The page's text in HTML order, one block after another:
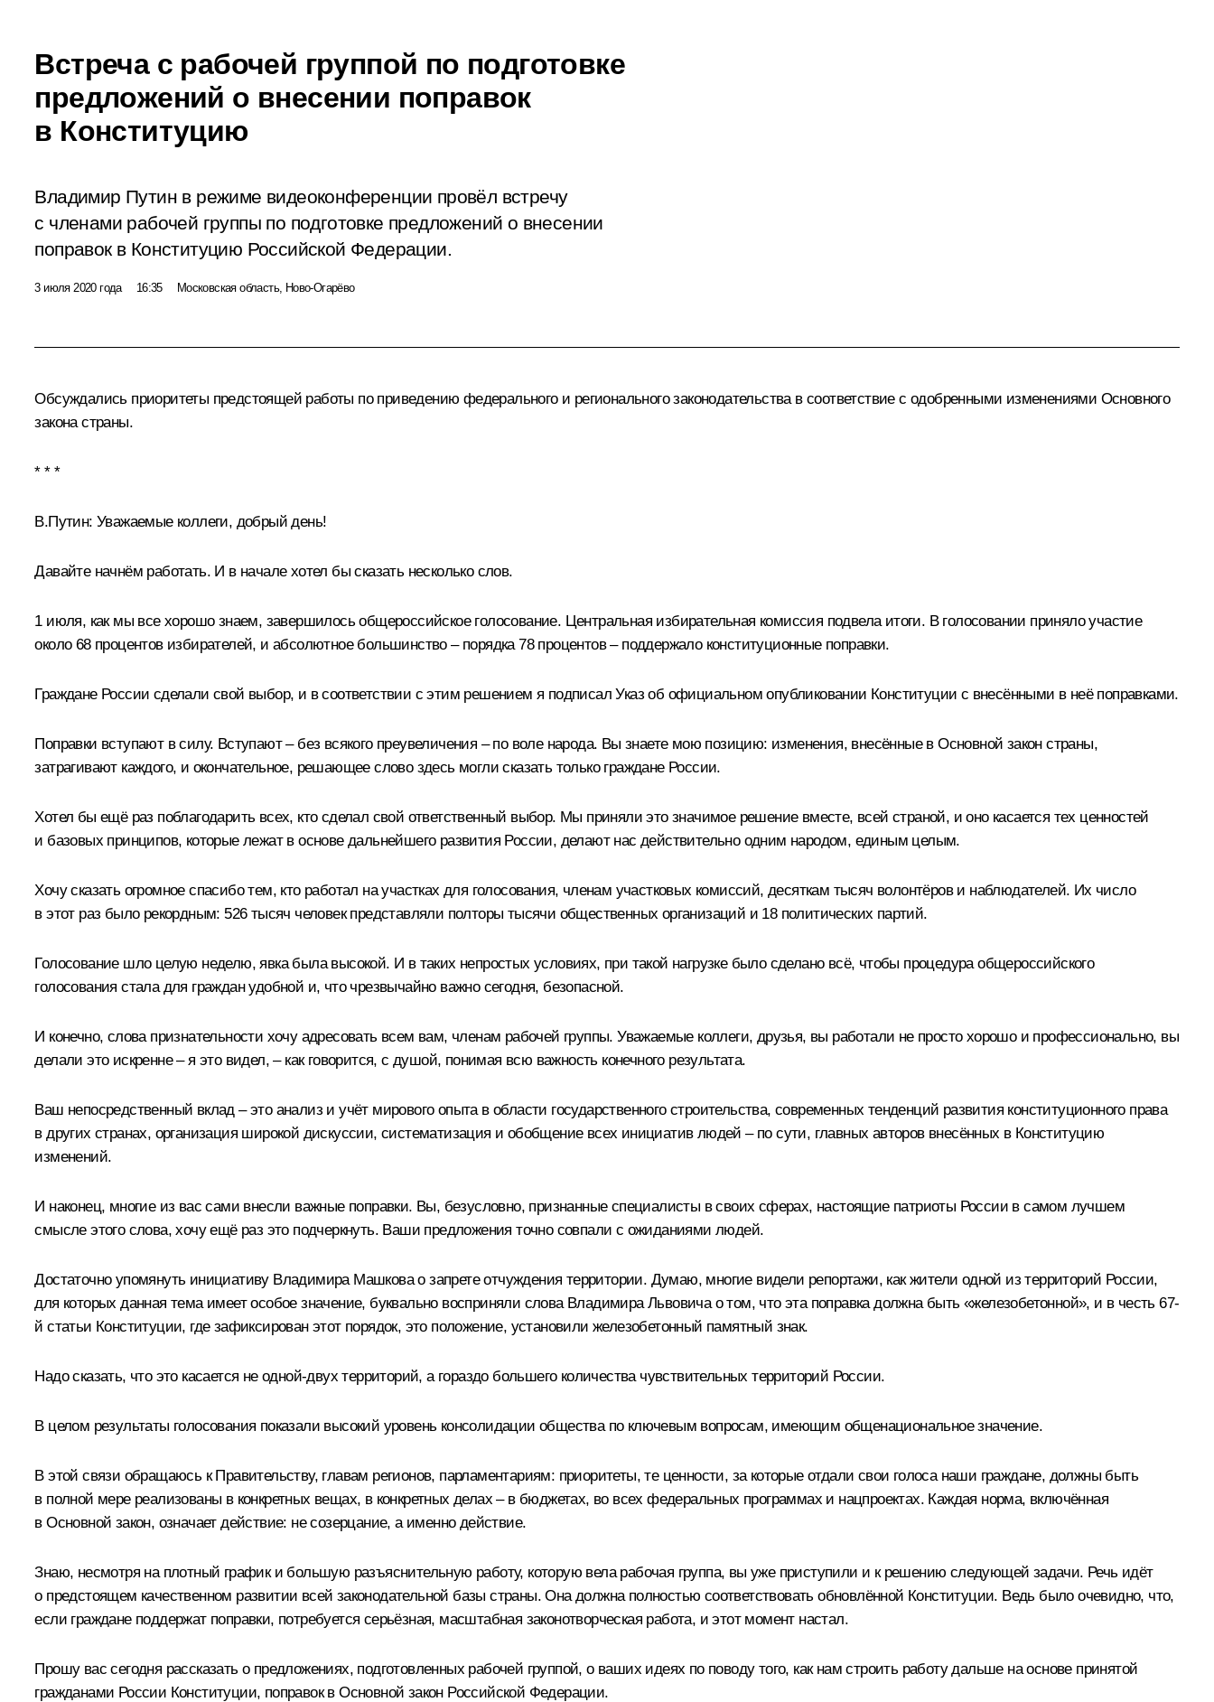
Встреча с рабочей группой по подготовке
предложений о внесении поправок
в Конституцию
Владимир Путин в режиме видеоконференции провёл встречу
с членами рабочей группы по подготовке предложений о внесении
поправок в Конституцию Российской Федерации.
3 июля 2020 года 16:35 Московская область, Ново-Огарёво
Обсуждались приоритеты предстоящей работы по приведению федерального и регионального законодательства в соответствие с одобренными изменениями Основного
закона страны.
* * *
В.Путин: Уважаемые коллеги, добрый день!
Давайте начнём работать. И в начале хотел бы сказать несколько слов.
1 июля, как мы все хорошо знаем, завершилось общероссийское голосование. Центральная избирательная комиссия подвела итоги. В голосовании приняло участие
около 68 процентов избирателей, и абсолютное большинство – порядка 78 процентов – поддержало конституционные поправки.
Граждане России сделали свой выбор, и в соответствии с этим решением я подписал Указ об официальном опубликовании Конституции с внесёнными в неё поправками.
Поправки вступают в силу. Вступают – без всякого преувеличения – по воле народа. Вы знаете мою позицию: изменения, внесённые в Основной закон страны,
затрагивают каждого, и окончательное, решающее слово здесь могли сказать только граждане России.
Хотел бы ещё раз поблагодарить всех, кто сделал свой ответственный выбор. Мы приняли это значимое решение вместе, всей страной, и оно касается тех ценностей
и базовых принципов, которые лежат в основе дальнейшего развития России, делают нас действительно одним народом, единым целым.
Хочу сказать огромное спасибо тем, кто работал на участках для голосования, членам участковых комиссий, десяткам тысяч волонтёров и наблюдателей. Их число
в этот раз было рекордным: 526 тысяч человек представляли полторы тысячи общественных организаций и 18 политических партий.
Голосование шло целую неделю, явка была высокой. И в таких непростых условиях, при такой нагрузке было сделано всё, чтобы процедура общероссийского
голосования стала для граждан удобной и, что чрезвычайно важно сегодня, безопасной.
И конечно, слова признательности хочу адресовать всем вам, членам рабочей группы. Уважаемые коллеги, друзья, вы работали не просто хорошо и профессионально, вы
делали это искренне – я это видел, – как говорится, с душой, понимая всю важность конечного результата.
Ваш непосредственный вклад – это анализ и учёт мирового опыта в области государственного строительства, современных тенденций развития конституционного права
в других странах, организация широкой дискуссии, систематизация и обобщение всех инициатив людей – по сути, главных авторов внесённых в Конституцию
изменений.
И наконец, многие из вас сами внесли важные поправки. Вы, безусловно, признанные специалисты в своих сферах, настоящие патриоты России в самом лучшем
смысле этого слова, хочу ещё раз это подчеркнуть. Ваши предложения точно совпали с ожиданиями людей.
Достаточно упомянуть инициативу Владимира Машкова о запрете отчуждения территории. Думаю, многие видели репортажи, как жители одной из территорий России,
для которых данная тема имеет особое значение, буквально восприняли слова Владимира Львовича о том, что эта поправка должна быть «железобетонной», и в честь 67-
й статьи Конституции, где зафиксирован этот порядок, это положение, установили железобетонный памятный знак.
Надо сказать, что это касается не одной-двух территорий, а гораздо большего количества чувствительных территорий России.
В целом результаты голосования показали высокий уровень консолидации общества по ключевым вопросам, имеющим общенациональное значение.
В этой связи обращаюсь к Правительству, главам регионов, парламентариям: приоритеты, те ценности, за которые отдали свои голоса наши граждане, должны быть
в полной мере реализованы в конкретных вещах, в конкретных делах – в бюджетах, во всех федеральных программах и нацпроектах. Каждая норма, включённая
в Основной закон, означает действие: не созерцание, а именно действие.
Знаю, несмотря на плотный график и большую разъяснительную работу, которую вела рабочая группа, вы уже приступили и к решению следующей задачи. Речь идёт
о предстоящем качественном развитии всей законодательной базы страны. Она должна полностью соответствовать обновлённой Конституции. Ведь было очевидно, что,
если граждане поддержат поправки, потребуется серьёзная, масштабная законотворческая работа, и этот момент настал.
Прошу вас сегодня рассказать о предложениях, подготовленных рабочей группой, о ваших идеях по поводу того, как нам строить работу дальше на основе принятой
гражданами России Конституции, поправок в Основной закон Российской Федерации.